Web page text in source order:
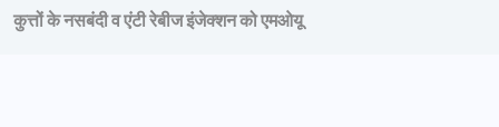
कुत्तों के नसबंदी व एंटी रेबीज इंजेक्शन को एमओयू